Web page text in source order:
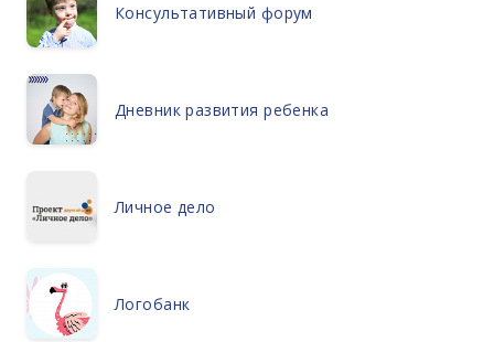
Консультативный форум
Дневник развития ребенка
Личное дело
Логобанк